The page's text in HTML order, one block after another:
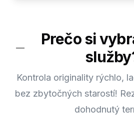
Prečo si
Kontrola originality rýchlo,
bez zbytočných starostí!
dohodnutý